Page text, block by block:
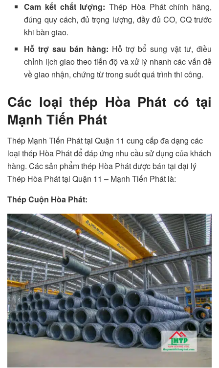
Cam kết chất lượng: Thép Hòa Phát chính hãng,
đúng quy cách, đủ trọng lượng, đầy đủ CO, CQ trước
khi bàn giao.
Hỗ trợ sau bán hàng: Hỗ trợ bổ sung vật tư, điều
chỉnh lịch giao theo tiến độ và xử lý nhanh các vấn đề
về giao nhận, chứng từ trong suốt quá trình thi công.
Các loại thép Hòa Phát có tại
Mạnh Tiến Phát
Thép Mạnh Tiến Phát tại Quận 11 cung cấp đa dạng các
loại thép Hòa Phát để đáp ứng nhu cầu sử dụng của khách
hàng. Các sản phẩm thép Hòa Phát được bán tại đại lý
Thép Hòa Phát tại Quận 11 – Mạnh Tiến Phát là:
Thép Cuộn Hòa Phát: